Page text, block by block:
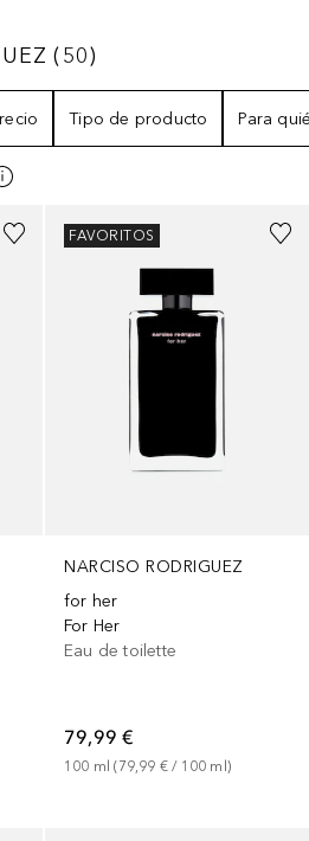
50
(50)
Tipo de producto Para
NARCISO RODRIGUEZ
for her
For Her
Eau de toilette
79,99 €
100 ml (79,99 € / 100 ml )
FAVORITOS